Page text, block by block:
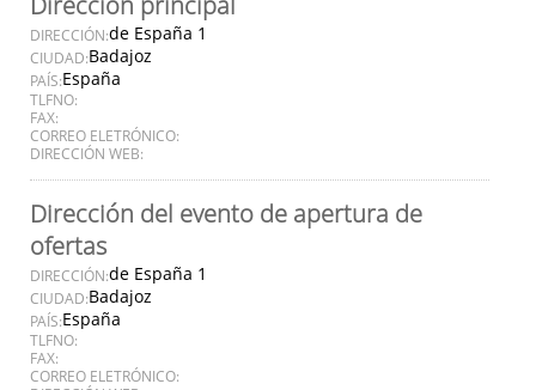
DIRECCIÓN:de España 1
CIUDAD:Badajoz
PAÍS:España
TLFNO:
FAX:
CORREO ELETRÓNICO:
DIRECCIÓN WEB:
Dirección del evento de apertura de
ofertas
DIRECCIÓN:de España 1
CIUDAD:Badajoz
PAÍS:España
TLFNO:
FAX:
CORREO ELETRÓNICO: